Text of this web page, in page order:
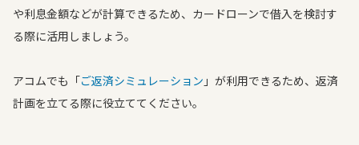
や利息金額などが計算できるため、カードローンで借入を検討す
る際に活用しましょう。
アコムでも「ご返済シミュレーション 」が利用できるため、返済
計画を立てる際に役立ててください。